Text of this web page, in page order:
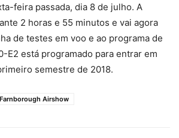
feira passada, dia 8 de julho. A
2 horas e 55 minutos e vai agora
de testes em voo e ao programa de
E2 está programado para entrar em
semestre de 2018.
Farnborough Airshow